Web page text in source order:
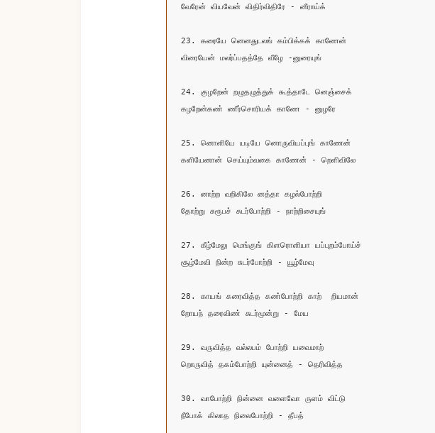
வேரேன் வியவேன் விதிர்விதிரே - னீராய்க்
23. கரையே னெனதுடலங் கம்பிக்கக் காணேன்
விரையேன் மலர்ப்பதத்தே வீழே -னுரையுங்
24. குழறேன் றழுதழுத்துக் கூத்தாடே னெஞ்சைக்
கழறேன்கண் ணீர்சொரியக் காணே - னுழரே
25. னொளியே யடியே னொருவியப்புங் காணேன்
களியேனான் செய்யும்வகை காணேன் - றெளிவிலே
26. னாற்ற வறிகிலே னத்தா கழல்போற்றி
தோற்று சுரூபச் சுடர்போற்றி - நாற்றிசையுங்
27. கீழ்மேலு மெங்குங் கிளரொளியா யப்புறம்போய்ச்
சூழ்மேவி நின்ற சுடர்போற்றி - யூழ்மேவு
28. காயங் கரைவித்த கண்போற்றி காற்  றியமான்
றோயந் தரைவிண் சுடர்மூன்று - மேய
29. வருவித்த வல்லபம் போற்றி யவைமாற்
றொருவித் தகம்போற்றி யுன்னைத் - தெரிவித்த
30. வாபோற்றி நின்னை வளைவோ ருளம் விட்டு
நீபோக் கிலாத நிலைபோற்றி - தீபத்